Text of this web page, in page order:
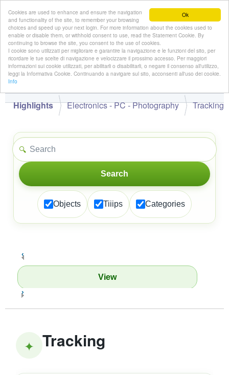
Ok
Cookies are used to enhance and ensure the navigation
and functionality of the site, to remember your browsing
choices and speed up your next login. For more information about the cookies used to
enable or disable them, or withhold consent to use, read the Statement Cookie. By
continuing to browse the site, you consent to the use of cookies.
I cookie sono utilizzati per migliorare e garantire la navigazione e le funzioni del sito, per
ricordare le tue scelte di navigazione e velocizzare il prossimo accesso. Per maggiori
informazioni sui cookie utilizzati, per abilitarli o disabilitarli, o negare il consenso all'utilizzo,
leggi la Informativa Cookie. Continuando a navigare sul sito, acconsenti all'uso dei cookie.
Info
👋 Hello,Guest!
Highlights Electronics - PC - Photography Tracking
🔍
Search
Objects Tiiips Categories
‹
View
›
✦ Tracking